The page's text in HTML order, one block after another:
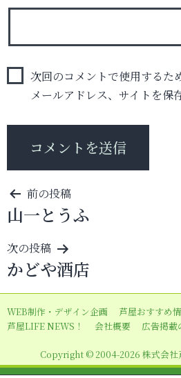
次回のコメントで使用するた
メールアドレス、サイトを保
投
稿
ナ
ビ
ゲ
ー
シ
ン
前の投稿
山一とうふ
次の投稿
かどや酒店
WEB制作・デザイン企画 芦屋おすすめ
芦屋LIFE NEWS！
会社概要 広告掲載
Copyright © 2004-2026 株式会